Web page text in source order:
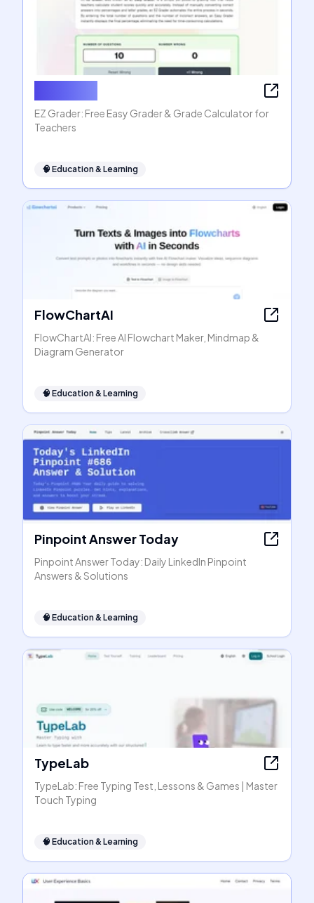
EZ Grader: Free Easy Grader & Grade Calculator for
Teachers
🧠 Education & Learning
FlowChartAI
FlowChartAI: Free AI Flowchart Maker, Mindmap &
Diagram Generator
🧠 Education & Learning
Pinpoint Answer Today
Pinpoint Answer Today: Daily LinkedIn Pinpoint
Answers & Solutions
🧠 Education & Learning
TypeLab
TypeLab: Free Typing Test, Lessons & Games | Master
Touch Typing
🧠 Education & Learning